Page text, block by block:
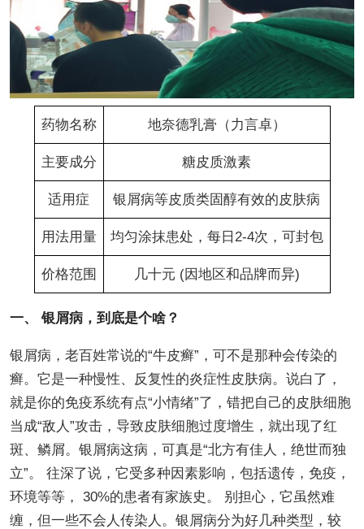
药物名称 地奈德乳膏（力言卓）
主要成分 糖皮质激素
适用症 银屑病等皮质类固醇有效的皮肤病
用法用量 均匀涂抹患处，每日2-4次，可封包
价格范围 几十元 (因地区和品牌而异)
一、 银屑病，到底是个啥？
银屑病，老百姓常说的“牛皮癣”，可不是那种会传染的
癣。它是一种慢性、反复性的炎症性皮肤病。说白了，
就是你的免疫系统有点“小情绪”了，错把自己的皮肤细胞
当成“敌人”攻击，导致皮肤细胞过度增生，就出现了红
斑、鳞屑。银屑病这病，可真是“北方有佳人，绝世而独
立”。 往深了说，它受多种因素影响，包括遗传，免疫，
环境等等， 30%的患者有家族史。 别担心，它虽然难
缠，但一些不会人传染人。银屑病分为好几种类型，较